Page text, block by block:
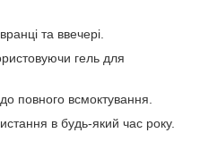
та ввечері.
гель для
повного всмоктування.
в будь-який час року.